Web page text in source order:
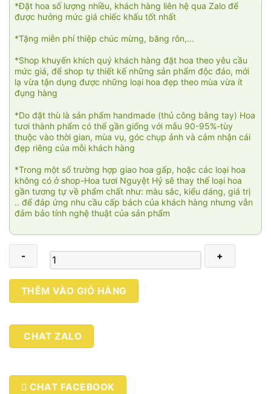
*Đặt hoa số lượng nhiều, khách hàng liên hệ qua Zalo để
được hưởng mức giá chiếc khấu tốt nhất
*Tặng miễn phí thiệp chúc mừng, băng rôn,...
*Shop khuyến khích quý khách hàng đặt hoa theo yêu cầu
mức giá, để shop tự thiết kế những sản phẩm độc đáo, mới
lạ vừa tận dụng được những loại hoa đẹp theo mùa vừa ít
đụng hàng
*Do đặt thù là sản phẩm handmade (thủ công bằng tay) Hoa
tươi thành phẩm có thể gần giống với mẫu 90-95%-tùy
thuộc vào thời gian, mùa vụ, góc chụp ảnh và cảm nhận cái
đẹp riêng của mỗi khách hàng
*Trong một số trường hợp giao hoa gấp, hoặc các loại hoa
không có ở shop-Hoa tươi Nguyệt Hỷ sẽ thay thế loại hoa
gần tương tự về phẩm chất như: màu sắc, kiểu dáng, giá trị
.. để đáp ứng nhu cầu cấp bách của khách hàng nhưng vẫn
đảm bảo tính nghệ thuật của sản phẩm
Khúc
ca
hoàn
KT0021
THÊM VÀO GIỎ HÀNG
CHAT ZALO
CHAT FACEBOOK